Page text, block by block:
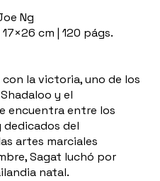
Ng
cm | 120 págs.
la victoria, uno de los
y el
encuentra entre los
del
artes marciales
Sagat luchó por
natal.